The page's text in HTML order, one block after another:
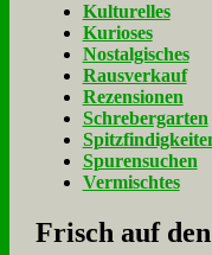
Kulturelles
Kurioses
Nostalgisches
Rausverkauf
Rezensionen
Schrebergarten
Spurensuchen
Vermischtes
Frisch auf